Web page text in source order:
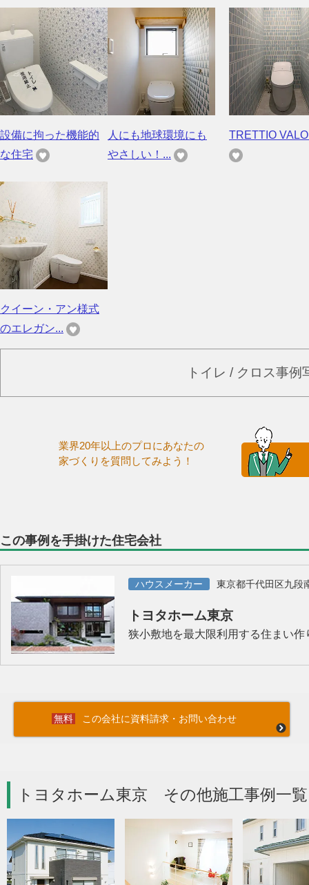
設備に拘った機能的
な住宅
人にも地球環境にも
やさしい！...
TRETTIO
クイーン・アン様式
のエレガン...
トイレ / クロス事
業界20年以上のプロにあなたの
家づくりを質問してみよう！
この事例を手掛けた住宅会社
ハウスメーカー 東京都千代田区九段
トヨタホーム東京
狭小敷地を最大限利用する住まい作
この会社に資料請求・お問い合わせ
トヨタホーム東京 その他施工事例一